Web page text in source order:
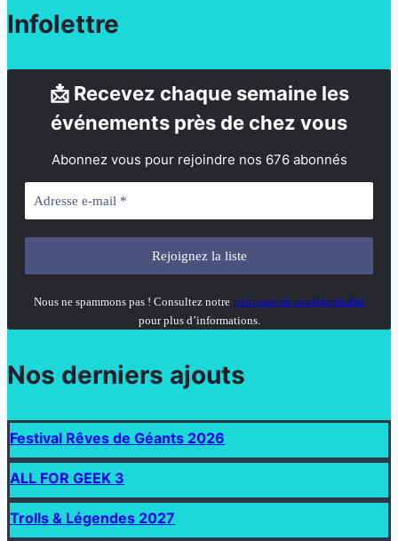
Infolettre
📩 Recevez chaque semaine les
événements près de chez vous
Abonnez vous pour rejoindre nos 676 abonnés
Nous ne spammons pas ! Consultez notre politique de confidentialité
pour plus d’informations.
Nos derniers ajouts
Festival Rêves de Géants 2026
ALL FOR GEEK 3
Trolls & Légendes 2027